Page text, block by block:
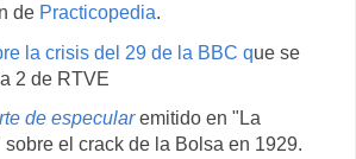
de Practicopedia.
la crisis del 29 de la BBC que se
2 de RTVE
de especularemitido en "La
sobre el crack de la Bolsa en 1929.